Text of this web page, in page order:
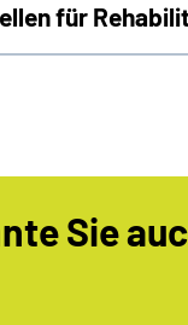
für
Sie